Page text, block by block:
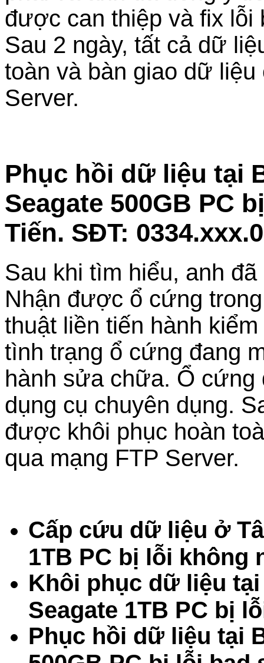
được can thiệp và fix lỗi
Sau 2 ngày, tất cả dữ
toàn và bàn giao dữ
Server.
Phục hồi dữ liệu tại
Seagate 500GB PC
Tiến. SĐT:
Sau khi tìm hiểu, anh
Nhận được ổ cứng
thuật liền tiến hành
tình trạng ổ cứng đang
hành sửa chữa. Ổ
dụng cụ chuyên dụng.
được khôi phục hoàn
qua mạng FTP Server.
Cấp cứu dữ liệu ở
1TB PC bị lỗi không
Khôi phục dữ liệu
Seagate 1TB PC bị
Phục hồi dữ liệu tại